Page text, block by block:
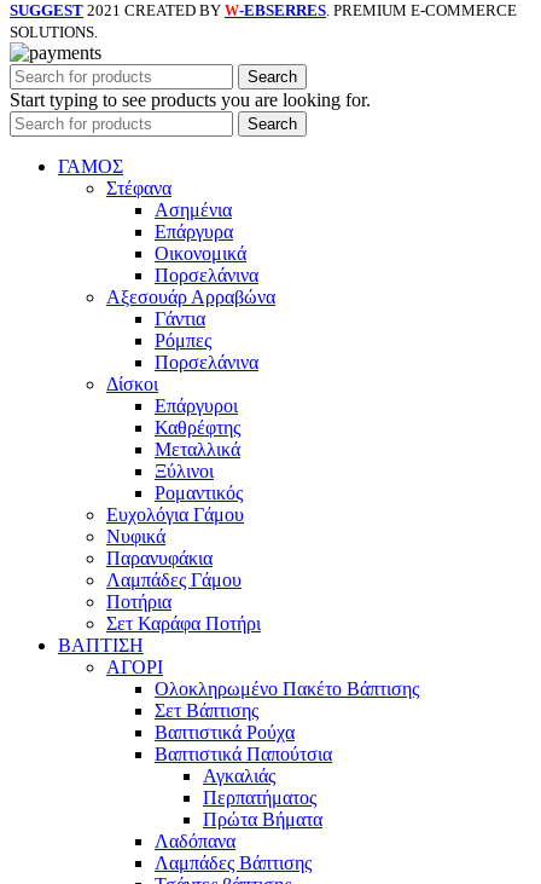
SUGGEST 2021 CREATED BY W-EBSERRES. PREMIUM E-COMMERCE
SOLUTIONS.
Search
Start typing to see products you are looking for.
Search
ΓΑΜΟΣ
Στέφανα
Ασημένια
Επάργυρα
Οικονομικά
Πορσελάνινα
Αξεσουάρ Αρραβώνα
Γάντια
Ρόμπες
Πορσελάνινα
Δίσκοι
Επάργυροι
Καθρέφτης
Μεταλλικά
Ξύλινοι
Ρομαντικός
Ευχολόγια Γάμου
Νυφικά
Παρανυφάκια
Λαμπάδες Γάμου
Ποτήρια
Σετ Καράφα Ποτήρι
ΒΑΠΤΙΣΗ
ΑΓΟΡΙ
Ολοκληρωμένο Πακέτο Βάπτισης
Σετ Βάπτισης
Βαπτιστικά Ρούχα
Βαπτιστικά Παπούτσια
Αγκαλιάς
Περπατήματος
Πρώτα Βήματα
Λαδόπανα
Λαμπάδες Βάπτισης